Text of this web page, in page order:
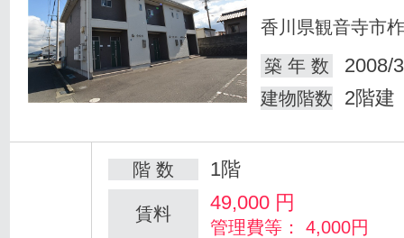
香川県観音寺市
築 年 数
2008/
建物階数 2階建
階 数 1階
賃料 49,000 円
管理費等： 4,000円